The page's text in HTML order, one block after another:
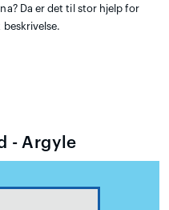
Da er det til stor hjelp for
- Argyle